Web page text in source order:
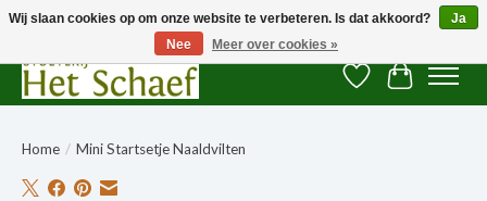
Verlanglijst
Home / Mini Startsetje Naaldvilten
Wij slaan cookies op om onze website te verbeteren. Is dat akkoord?
Ja
Nee
Meer over cookies »